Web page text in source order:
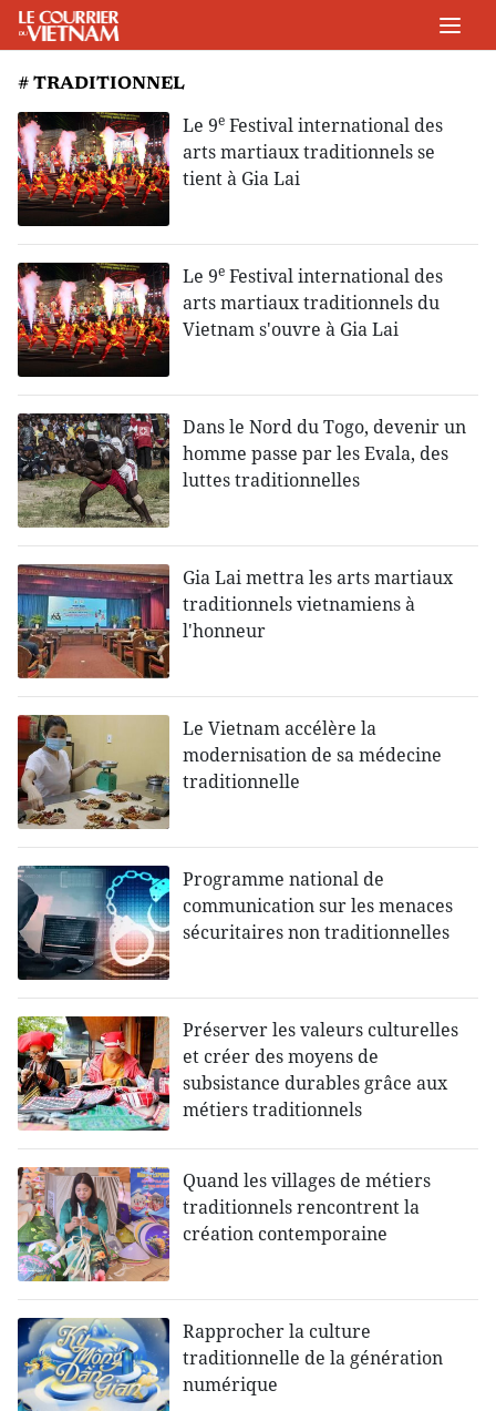
# TRADITIONNEL
Le 9e Festival international des
arts martiaux traditionnels se
tient à Gia Lai
Le 9e Festival international des
arts martiaux traditionnels du
Vietnam s'ouvre à Gia Lai
Dans le Nord du Togo, devenir un
homme passe par les Evala, des
luttes traditionnelles
Gia Lai mettra les arts martiaux
traditionnels vietnamiens à
l'honneur
Le Vietnam accélère la
modernisation de sa médecine
traditionnelle
Programme national de
communication sur les menaces
sécuritaires non traditionnelles
Préserver les valeurs culturelles
et créer des moyens de
subsistance durables grâce aux
métiers traditionnels
Quand les villages de métiers
traditionnels rencontrent la
création contemporaine
Rapprocher la culture
traditionnelle de la génération
numérique